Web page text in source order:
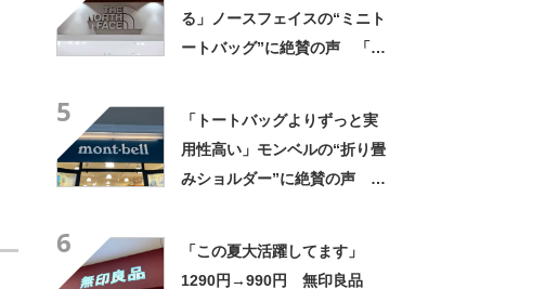
る」ノースフェイスの“ミニト
ートバッグ”に絶賛の声 「と
5
「トートバッグよりずっと実
用性高い」モンベルの“折り畳
みショルダー”に絶賛の声
6
「この夏大活躍してます」
1290円→990円 無印良品